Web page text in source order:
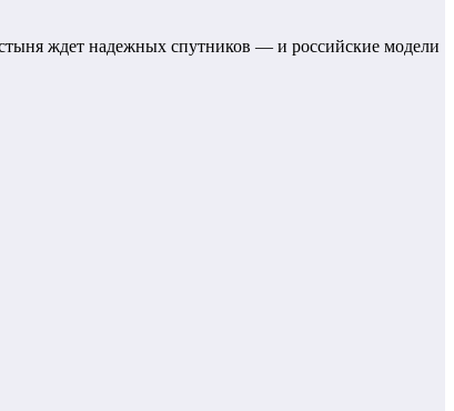
ждет надежных спутников — и российские модели